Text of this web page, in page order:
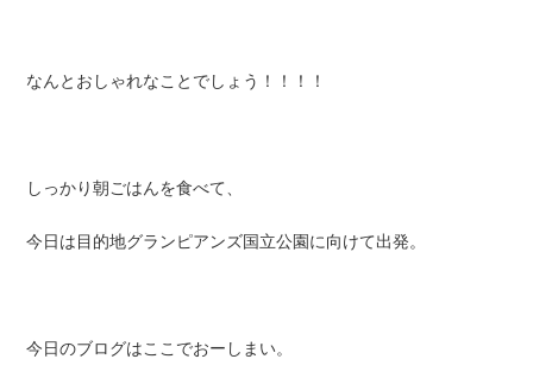
なんとおしゃれなことでしょう！！！！
しっかり朝ごはんを食べて、
今日は目的地グランピアンズ国立公園に向けて出発。
今日のブログはここでおーしまい。